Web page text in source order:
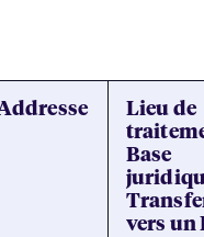
Lieu de
Base
vers un